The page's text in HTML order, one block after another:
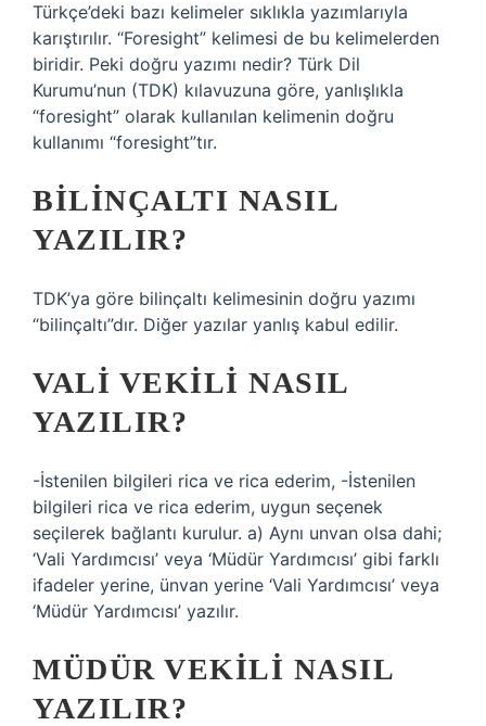
Türkçe’deki bazı kelimeler sıklıkla yazımlarıyla
karıştırılır. “Foresight” kelimesi de bu kelimelerden
biridir. Peki doğru yazımı nedir? Türk Dil
Kurumu’nun (TDK) kılavuzuna göre, yanlışlıkla
“foresight” olarak kullanılan kelimenin doğru
kullanımı “foresight”tır.
BILINÇALTI NASIL
YAZILIR?
TDK’ya göre bilinçaltı kelimesinin doğru yazımı
“bilinçaltı”dır. Diğer yazılar yanlış kabul edilir.
VALI VEKILI NASIL
YAZILIR?
-İstenilen bilgileri rica ve rica ederim, -İstenilen
bilgileri rica ve rica ederim, uygun seçenek
seçilerek bağlantı kurulur. a) Aynı unvan olsa dahi;
‘Vali Yardımcısı’ veya ‘Müdür Yardımcısı’ gibi farklı
ifadeler yerine, ünvan yerine ‘Vali Yardımcısı’ veya
‘Müdür Yardımcısı’ yazılır.
MÜDÜR VEKILI NASIL
YAZILIR?